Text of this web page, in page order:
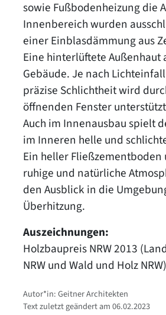
sowie Fußbodenheizung die
Innenbereich wurden
einer Einblasdämmung aus
Eine hinterlüftete Außenhaut
Gebäude. Je nach
präzise Schlichtheit wird
öffnenden Fenster
Auch im Innenausbau spielt
im Inneren helle und
Ein heller
ruhige und natürliche
den Ausblick in die
Überhitzung.
Auszeichnungen:
Holzbaupreis NRW 2013
NRW und Wald und Holz
Autor*in: Geitner Architekten
Text zuletzt geändert am 06.02.2023